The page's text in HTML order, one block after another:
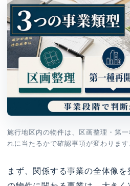
施行地区内の物件は、区画整理・第
れに当たるかで確認事項が変わります
まず、関係する事業の全体像